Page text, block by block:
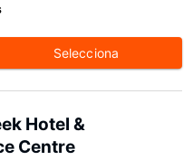
Selecciona
Hotel &
Centre